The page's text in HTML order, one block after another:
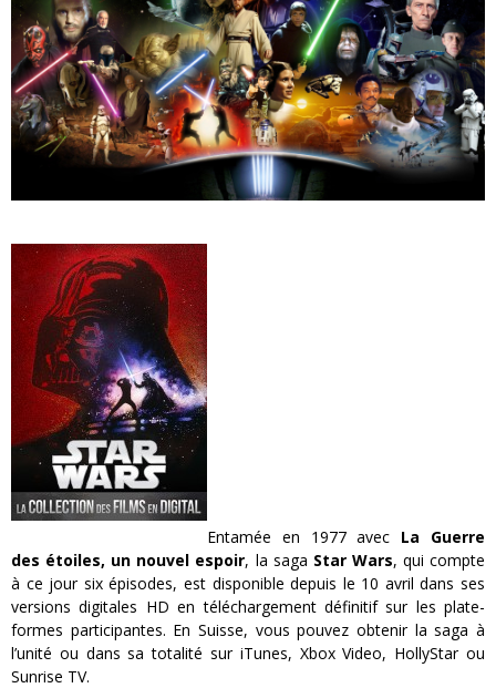
« Le Vent dand les Saules » - Une Belle Histoire !
« Damn Them All » - Un duo de Choc !
Yoshi and the mysterious book
Entamée en 1977 avec La Guerre
des étoiles, un nouvel espoir, la saga Star Wars, qui compte
à ce jour six épisodes, est disponible depuis le 10 avril dans ses
versions digitales HD en téléchargement définitif sur les plate-
formes participantes. En Suisse, vous pouvez obtenir la saga à
l’unité ou dans sa totalité sur iTunes, Xbox Video, HollyStar ou
Sunrise TV.